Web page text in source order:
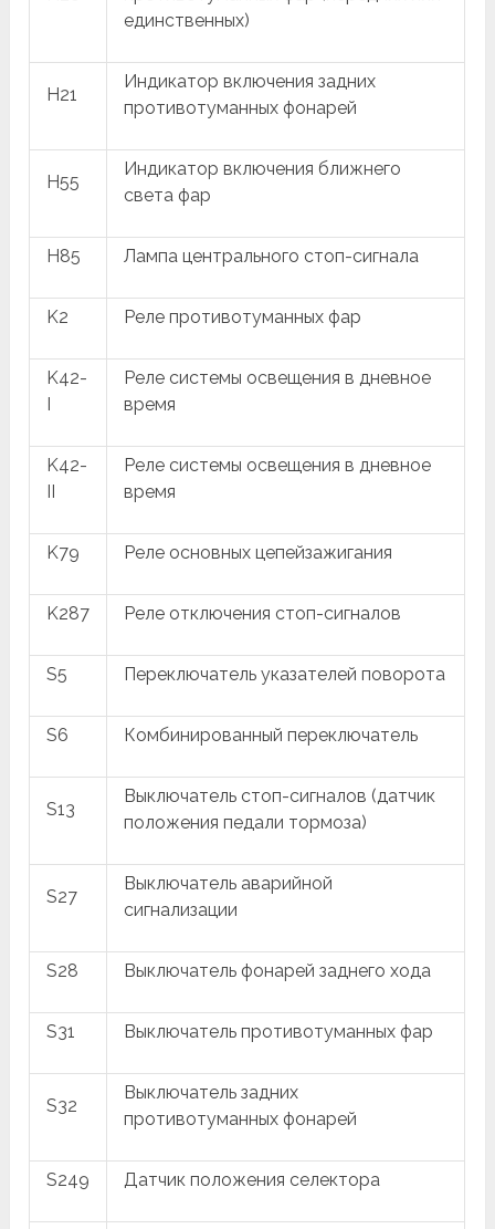
единственных)
H21
Индикатор включения задних
противотуманных фонарей
H55
Индикатор включения ближнего
света фар
H85 Лампа центрального стоп-сигнала
K2 Реле противотуманных фар
K42-
Реле системы освещения в дневное
время
K42-
Реле системы освещения в дневное
время
K79 Реле основных цепейзажигания
K287 Реле отключения стоп-сигналов
S5 Переключатель указателей поворота
S6 Комбинированный переключатель
S13
Выключатель стоп-сигналов (датчик
положения педали тормоза)
S27
Выключатель аварийной
сигнализации
S28 Выключатель фонарей заднего хода
S31 Выключатель противотуманных фар
S32
Выключатель задних
противотуманных фонарей
S249 Датчик положения селектора